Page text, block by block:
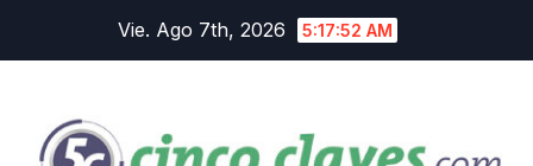
Vie. Ago 7th, 2026 5:17:53 AM